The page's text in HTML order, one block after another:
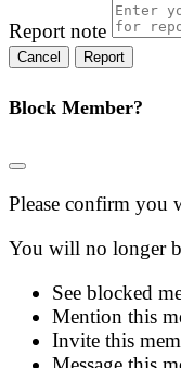
Report note
Report
Block Member?
Please confirm you
You will no longer
See blocked
Mention this
Invite this